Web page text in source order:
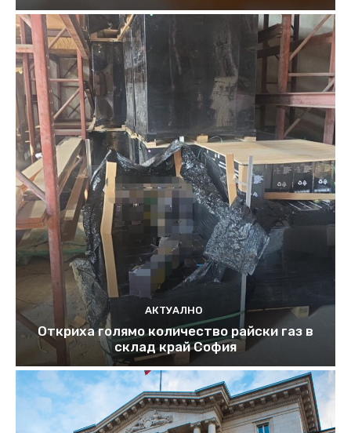
АКТУАЛНО
Откриха голямо количество райски газ в
склад край София